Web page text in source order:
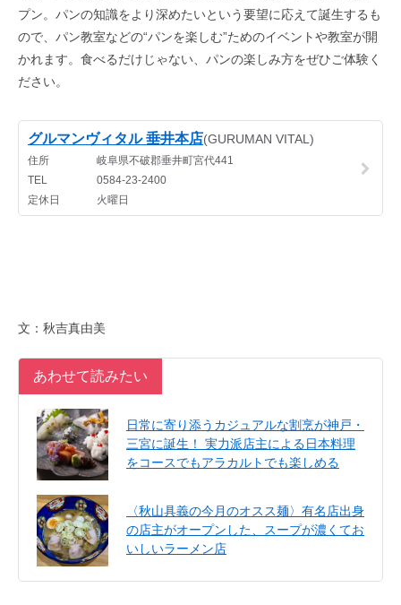
プン。パンの知識をより深めたいという要望に応えて誕生するも
ので、パン教室などの“パンを楽しむ”ためのイベントや教室が開
かれます。食べるだけじゃない、パンの楽しみ方をぜひご体験く
ださい。
文：秋吉真由美
あわせて読みたい
日常に寄り添うカジュアルな割烹が神戸・
三宮に誕生！ 実力派店主による日本料理
をコースでもアラカルトでも楽しめる
〈秋山具義の今月のオスス麺〉有名店出身
の店主がオープンした、スープが濃くてお
いしいラーメン店